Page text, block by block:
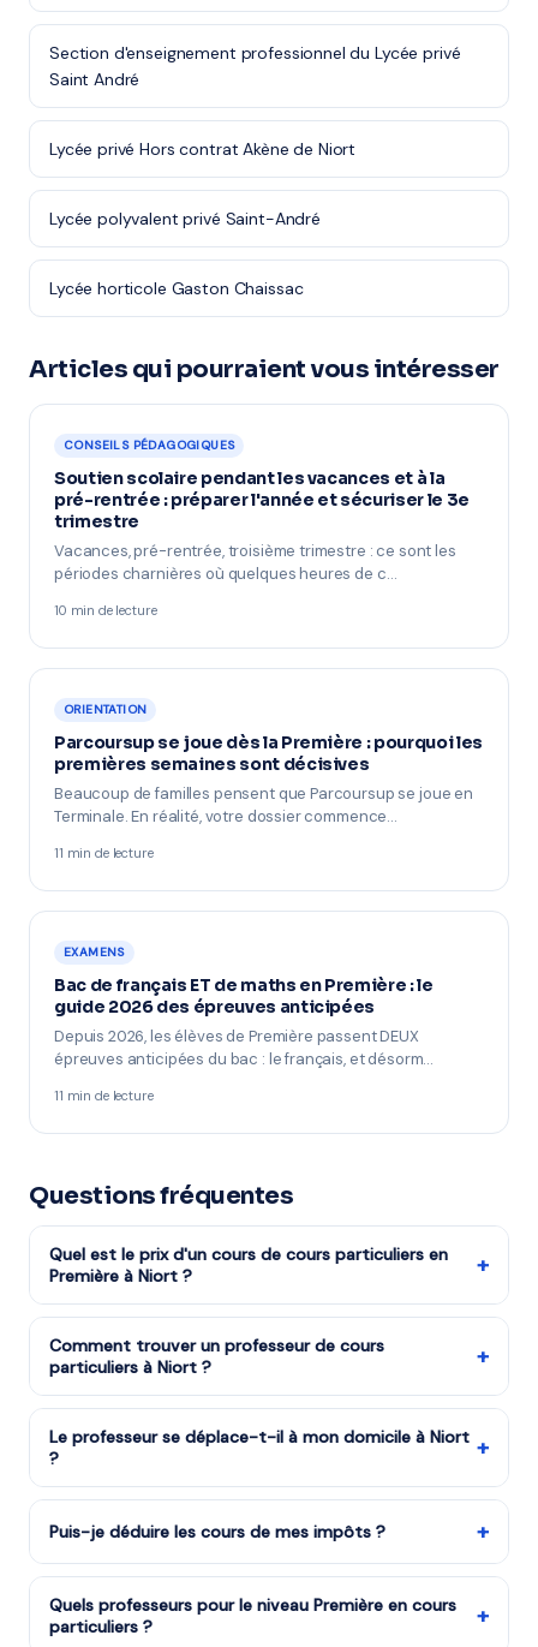
Section d'enseignement professionnel du Lycée privé
Saint André
Lycée privé Hors contrat Akène de Niort
Lycée polyvalent privé Saint-André
Lycée horticole Gaston Chaissac
Articles qui pourraient vous intéresser
CONSEILS PÉDAGOGIQUES
Soutien scolaire pendant les vacances et à la
pré-rentrée : préparer l'année et sécuriser le 3e
trimestre
Vacances, pré-rentrée, troisième trimestre : ce sont les
périodes charnières où quelques heures de c…
10 min de lecture
ORIENTATION
Parcoursup se joue dès la Première : pourquoi les
premières semaines sont décisives
Beaucoup de familles pensent que Parcoursup se joue en
Terminale. En réalité, votre dossier commence…
11 min de lecture
EXAMENS
Bac de français ET de maths en Première : le
guide 2026 des épreuves anticipées
Depuis 2026, les élèves de Première passent DEUX
épreuves anticipées du bac : le français, et désorm…
11 min de lecture
Questions fréquentes
Quel est le prix d'un cours de cours particuliers en
Première à Niort ?
+
Les cours de cours particuliers niveau Première
reviennent à partir de 17,50€/h après réduction
d'impôts (soit 35€/h avant déduction). La mise en
relation via mon-prof.fr est gratuite.
Comment trouver un professeur de cours
particuliers à Niort ?
+
Remplissez notre formulaire en 2 minutes. Notre équipe
vous met en relation avec notre organisme partenaire
à Niort et vous recevez des propositions en moins
d'une heure. Service gratuit et sans engagement.
Le professeur se déplace-t-il à mon domicile à Niort
?
+
Absolument. Le professeur vient directement chez
vous à Niort. Vous choisissez les créneaux — après
vacances.
Puis-je déduire les cours de mes impôts ? +
Oui : 50% du montant est remboursé sous forme de
crédit d'impôt. Ce dispositif s'applique à tous les
foyers, imposables ou non. Le remboursement par
Quels professeurs pour le niveau Première en cours
particuliers ?
+